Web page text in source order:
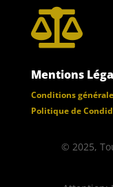

Mentions
Conditions
Politique de
© 2025,